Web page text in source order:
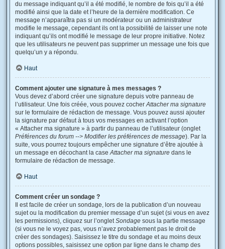
du message indiquant qu’il a été modifié, le nombre de fois qu’il a été
modifié ainsi que la date et l’heure de la dernière modification. Ce
message n’apparaîtra pas si un modérateur ou un administrateur
modifie le message, cependant ils ont la possibilité de laisser une note
indiquant qu’ils ont modifié le message de leur propre initiative. Notez
que les utilisateurs ne peuvent pas supprimer un message une fois que
quelqu’un y a répondu.
Haut
Comment ajouter une signature à mes messages ?
Vous devez d’abord créer une signature depuis votre panneau de
l’utilisateur. Une fois créée, vous pouvez cocherAttacher ma signature
sur le formulaire de rédaction de message. Vous pouvez aussi ajouter
la signature par défaut à tous vos messages en activant l’option
« Attacher ma signature » à partir du panneau de l’utilisateur (onglet
Préférences du forum --> Modifier les préférences de message). Par la
suite, vous pourrez toujours empêcher une signature d’être ajoutée à
un message en décochant la caseAttacher ma signature dans le
formulaire de rédaction de message.
Haut
Comment créer un sondage ?
Il est facile de créer un sondage, lors de la publication d’un nouveau
sujet ou la modification du premier message d’un sujet (si vous en avez
les permissions), cliquez sur l’ongletSondage sous la partie message
(si vous ne le voyez pas, vous n’avez probablement pas le droit de
créer des sondages). Saisissez le titre du sondage et au moins deux
options possibles, saisissez une option par ligne dans le champ des